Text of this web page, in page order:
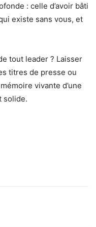
: celle d’avoir bâti
existe sans vous, et
tout leader ? Laisser
titres de presse ou
vivante d’une
solide.